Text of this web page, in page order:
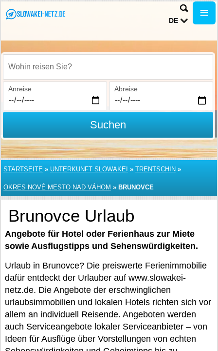
DE
Wohin reisen Sie?
Anreise Abreise
Suchen
STARTSEITE » UNTERKUNFT SLOWAKEI » TRENTSCHIN »
OKRES NOVÉ MESTO NAD VÁHOM » BRUNOVCE
Brunovce Urlaub
Angebote für Hotel oder Ferienhaus zur Miete
sowie Ausflugstipps und Sehenswürdigkeiten.
Urlaub in Brunovce? Die preiswerte Ferienimmobilie
dafür entdeckt der Urlauber auf www.slowakei-
netz.de. Die Angebote der erschwinglichen
urlaubsimmobilien und lokalen Hotels richten sich vor
allem an individuell Reisende. Angeboten werden
auch Serviceangebote lokaler Serviceanbieter – von
Ideen für Ausflüge über Vorstellungen von echten